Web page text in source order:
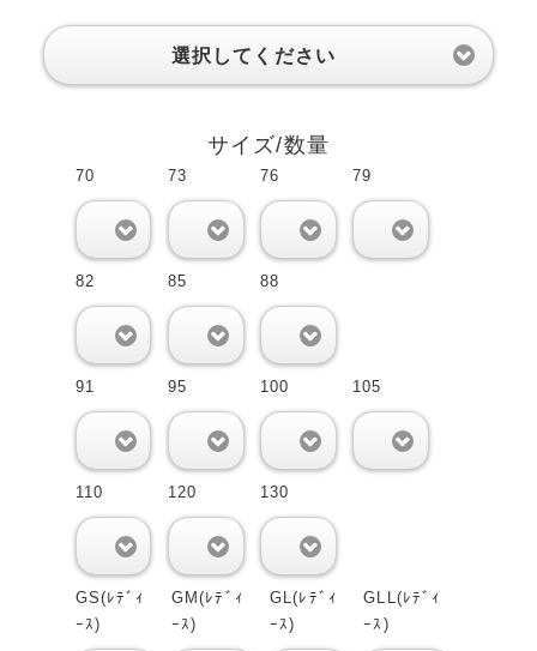
選択してください
サイズ/数量
70 73 76 79
82 85 88
91 95 100 105
110 120 130
GS(ﾚﾃﾞｨ
ｰｽ)
GM(ﾚﾃﾞｨ
ｰｽ)
GL(ﾚﾃﾞｨ
ｰｽ)
GLL(ﾚﾃﾞｨ
ｰｽ)